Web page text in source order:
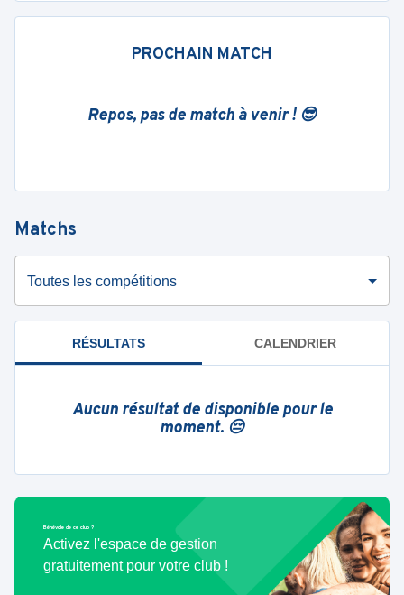
PROCHAIN MATCH
Repos, pas de match à venir ! 😎
Matchs
Toutes les compétitions
RÉSULTATS CALENDRIER
Aucun résultat de disponible pour le
moment. 😔
Bénévole de ce club ?
Activez l'espace de gestion
gratuitement pour votre club !